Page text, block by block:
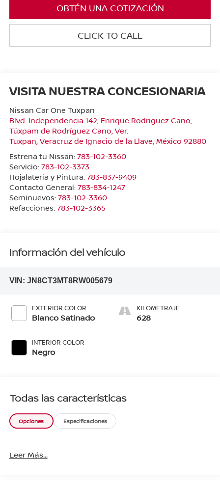
OBTÉN UNA COTIZACIÓN
CLICK TO CALL
VISITA NUESTRA CONCESIONARIA
Nissan Car One Tuxpan
Blvd. Independencia 142, Enrique Rodriguez Cano,
Túxpam de Rodríguez Cano, Ver.
Tuxpan Veracruz de Ignacio de la Llave , México 92880
Estrena tu Nissan: 783-102-3360
Servicio: 783-102-3373
Hojalateria y Pintura: 783-837-9409
Contacto General: 783-834-1247
Seminuevos: 783-102-3360
Refacciones: 783-102-3365
Información del vehículo
VIN: JN8CT3MT8RW005679
EXTERIOR COLOR
Blanco Satinado
INTERIOR COLOR
Negro
KILOMETRAJE
628
Todas las características
Opciones Especificaciones
Leer Más...